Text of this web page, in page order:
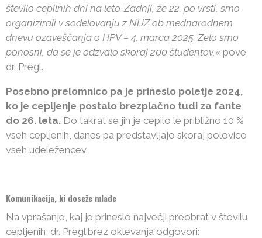
število cepilnih dni na leto. Zadnji, že 22. po vrsti, smo
organizirali v sodelovanju z NIJZ ob mednarodnem
dnevu ozaveščanja o HPV – 4. marca 2025. Zelo smo
ponosni, da se je odzvalo skoraj 200 študentov,« pove
dr. Pregl.
Posebno prelomnico pa je prineslo poletje 2024,
ko je cepljenje postalo brezplačno tudi za fante
do 26. leta. Do takrat se jih je cepilo le približno 10 %
vseh cepljenih, danes pa predstavljajo skoraj polovico
vseh udeležencev.
Komunikacija, ki doseže mlade
Na vprašanje, kaj je prineslo največji preobrat v številu
cepljenih, dr. Pregl brez oklevanja odgovori: